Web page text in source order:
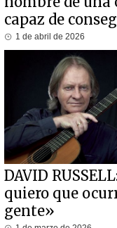
capaz de
1 de abril de 2026
DAVID
quiero que
gente»